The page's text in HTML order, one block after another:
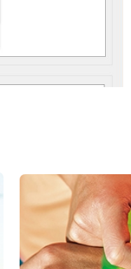
m1、m2，后面我们在
位差，改变t1可以改变